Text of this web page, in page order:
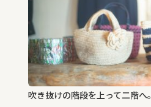
吹き抜けの階段を上って二階へ。